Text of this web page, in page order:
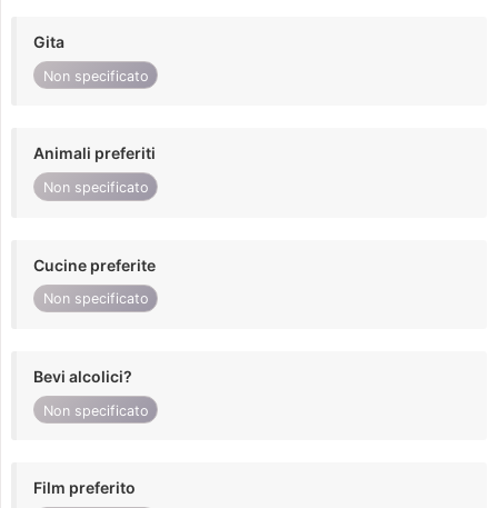
Gita
Non specificato
Animali preferiti
Non specificato
Cucine preferite
Non specificato
Bevi alcolici?
Non specificato
Film preferito